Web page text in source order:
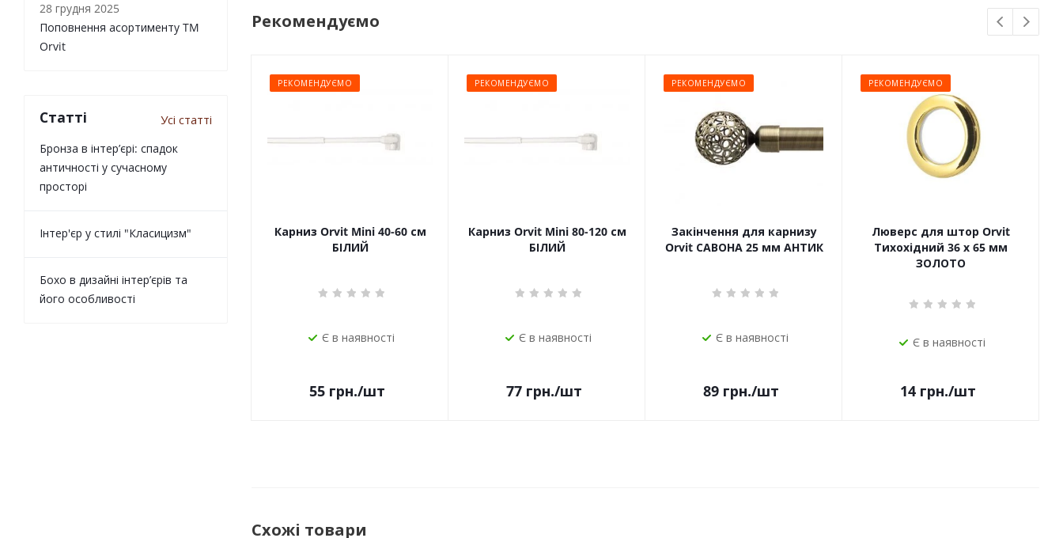
Рекомендуємо
РЕКОМЕНДУЄМО
Карниз Orvit Mini 40-60 см
БІЛИЙ
Є в наявності
55 грн./шт
РЕКОМЕНДУЄМО
Карниз Orvit Mini 80-120 см
БІЛИЙ
Є в наявності
77 грн./шт
РЕКОМЕНДУЄМО
Закінчення для карнизу
Orvit САВОНА 25 мм АНТИК
Є в наявності
89 грн./шт
РЕКОМЕНДУЄМО
Люверс для штор Orvit
Тихохідний 36 х 65 мм
ЗОЛОТО
Є в наявності
14 грн./шт
Схожі товари
28 грудня 2025
Поповнення асортименту TM
Orvit
Статті Усі статті
Бронза в інтер’єрі: спадок
античності у сучасному
просторі
Інтер'єр у стилі "Класицизм"
Бохо в дизайні інтер’єрів та
його особливості